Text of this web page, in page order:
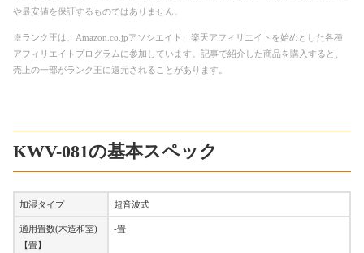
や最安値を保証するものではありません。
※ランク王は、Amazon.co.jpアソシエイト、楽天アフィリエイトを始めとした各種
アフィリエイトプログラムに参加しています。記事で紹介した商品を購入すると、
売上の一部がランク王に還元されることがあります。
KWV-081の基本スペック
加湿タイプ 超音波式
適用畳数(木造和室)
【畳】
-畳